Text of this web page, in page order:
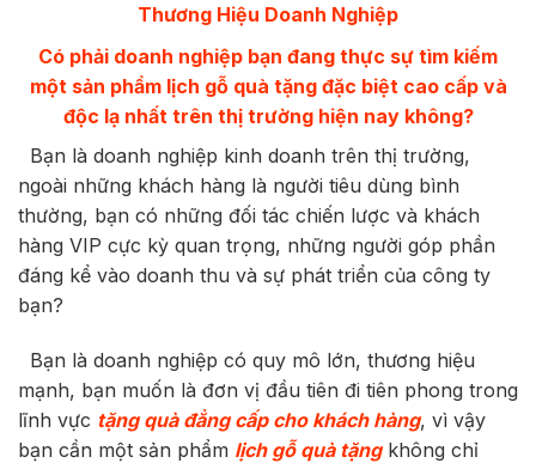
Thương Hiệu Doanh Nghiệp
Có phải doanh nghiệp bạn đang thực sự tìm kiếm
một sản phẩm lịch gỗ quà tặng đặc biệt cao cấp và
độc lạ nhất trên thị trường hiện nay không?
Bạn là doanh nghiệp kinh doanh trên thị trường,
ngoài những khách hàng là người tiêu dùng bình
thường, bạn có những đối tác chiến lược và khách
hàng VIP cực kỳ quan trọng, những người góp phần
đáng kể vào doanh thu và sự phát triển của công ty
bạn?
Bạn là doanh nghiệp có quy mô lớn, thương hiệu
mạnh, bạn muốn là đơn vị đầu tiên đi tiên phong trong
lĩnh vực tặng quà đẳng cấp cho khách hàng, vì vậy
bạn cần một sản phẩm lịch gỗ quà tặngkhông chỉ